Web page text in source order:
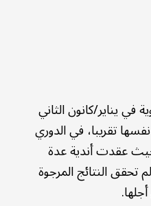
يناير/كانون الثاني
نفسها تقريبا، في الدوري
حيث عقدت أندية عدة
تحقق النتائج المرجوة